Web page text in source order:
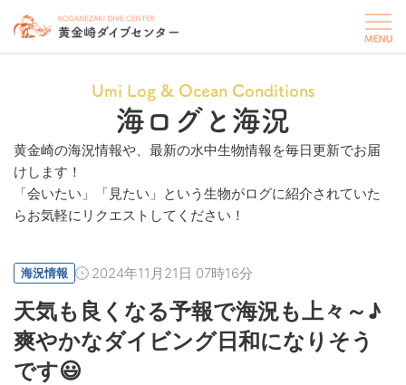
Umi Log & Ocean Conditions
海ログと海況
黄金崎の海況情報や、最新の水中生物情報を毎日更新でお届
けします！
「会いたい」「見たい」という生物がログに紹介されていた
らお気軽にリクエストしてください！
海況情報 2024年11月21日 07時16分
天気も良くなる予報で海況も上々～♪
爽やかなダイビング日和になりそう
です😃